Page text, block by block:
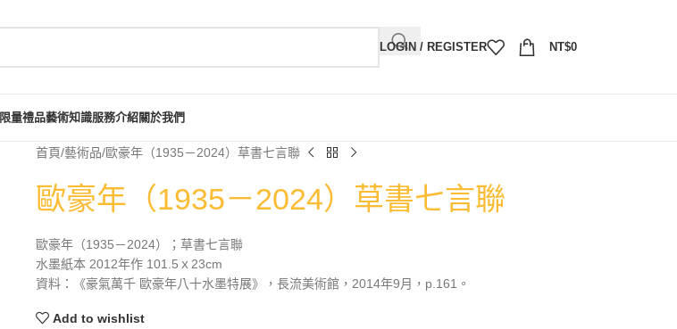
LOGIN / REGISTER NT$0
限量禮品藝術知識服務介紹關於我們
首頁 藝術品 歐豪年（1935－2024）草書七言聯
歐豪年（1935－2024）草書七言聯
歐豪年（1935－2024）；草書七言聯
水墨紙本 2012年作 101.5ｘ23cm
資料：《豪氣萬千 歐豪年八十水墨特展》，長流美術館，2014年9月，p.161。
Add to wishlist